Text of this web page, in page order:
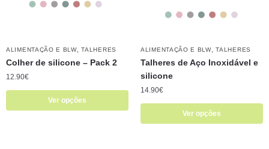
ALIMENTAÇÃO E BLW,TALHERES
Colher de silicone – Pack 2
12.90€
Ver opções
ALIMENTAÇÃO E BLW,TALHERES
Talheres de Aço Inoxidável e
silicone
14.90€
Ver opções